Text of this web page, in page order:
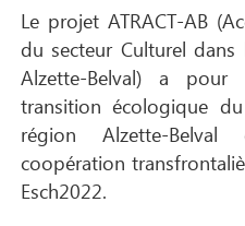
Le projet ATRACT-AB
du secteur Culturel dans
Alzette-Belval) a
transition écologique
région Alzette-
coopération
Esch2022.